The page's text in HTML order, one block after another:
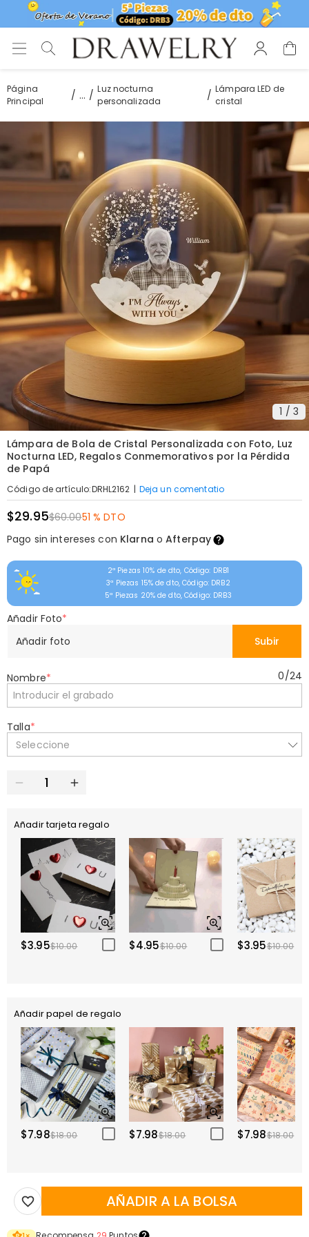
Página
Principal
...
Luz nocturna
personalizada
Lámpara LED de
cristal
1 / 3
Lámpara de Bola de Cristal Personalizada con Foto, Luz
Nocturna LED, Regalos Conmemorativos por la Pérdida
de Papá
Código de artículo:DRHL2162 | Deja un comentatio
$29.95$60.0051 % DTO
Pago sin intereses con Klarna oAfterpay
2ª Piezas 10% de dto, Código: DRB1
3ª Piezas 15% de dto, Código: DRB2
5ª Piezas 20% de dto, Código: DRB3
Añadir Foto*
Añadir foto
Subir
Nombre* 0/24
Talla*
Seleccione
Añadir tarjeta regalo
$3.95$10.00 $4.95$10.00 $3.95$10.00
Añadir papel de regalo
$7.98$18.00 $7.98$18.00 $7.98$18.00
AÑADIR A LA BOLSA